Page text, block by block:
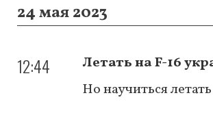
24 мая 2023
12:44
Летать на F-16
Но научиться